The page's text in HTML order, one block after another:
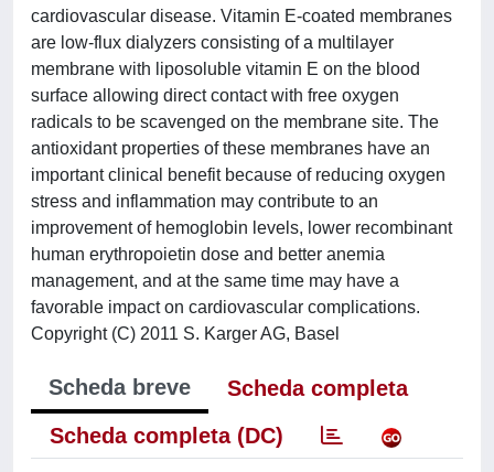
cardiovascular disease. Vitamin E-coated membranes
are low-flux dialyzers consisting of a multilayer
membrane with liposoluble vitamin E on the blood
surface allowing direct contact with free oxygen
radicals to be scavenged on the membrane site. The
antioxidant properties of these membranes have an
important clinical benefit because of reducing oxygen
stress and inflammation may contribute to an
improvement of hemoglobin levels, lower recombinant
human erythropoietin dose and better anemia
management, and at the same time may have a
favorable impact on cardiovascular complications.
Copyright (C) 2011 S. Karger AG, Basel
Scheda breve
Scheda completa
Scheda completa (DC)